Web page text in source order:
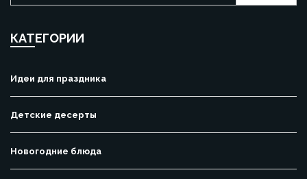
КАТЕГОРИИ
Идеи для праздника
Детские десерты
Новогодние блюда